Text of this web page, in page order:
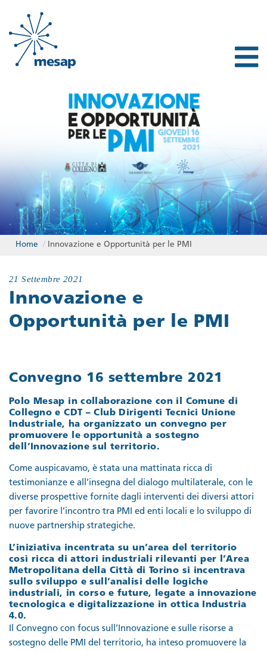
Home / Innovazione e Opportunità per le PMI
21 Settembre 2021
Innovazione e
Opportunità per le PMI
Convegno 16 settembre 2021
Polo Mesap in collaborazione con il Comune di
Collegno e CDT – Club Dirigenti Tecnici Unione
Industriale, ha organizzato un convegno per
promuovere le opportunità a sostegno
dell’Innovazione sul territorio.
Come auspicavamo, è stata una mattinata ricca di
testimonianze e all’insegna del dialogo multilaterale, con le
diverse prospettive fornite dagli interventi dei diversi attori
per favorire l’incontro tra PMI ed enti locali e lo sviluppo di
nuove partnership strategiche.
L’iniziativa incentrata su un’area del territorio
così ricca di attori industriali rilevanti per l’Area
Metropolitana della Città di Torino si incentrava
sullo sviluppo e sull’analisi delle logiche
industriali, in corso e future, legate a innovazione
tecnologica e digitalizzazione in ottica Industria
4.0.
Il Convegno con focus sull’Innovazione e sulle risorse a
sostegno delle PMI del territorio, ha inteso promuovere la